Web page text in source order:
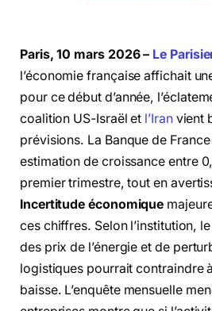
Paris, 10 mars 2026 – Le
l’économie française affichait
pour ce début d’année,
coalition US-Israël et l’Iranvient
prévisions. La Banque de
estimation de croissance entre
premier trimestre, tout en
Incertitude économique
ces chiffres. Selon l’institution,
des prix de l’énergie et de
logistiques pourrait contraindre
baisse. L’enquête mensuelle